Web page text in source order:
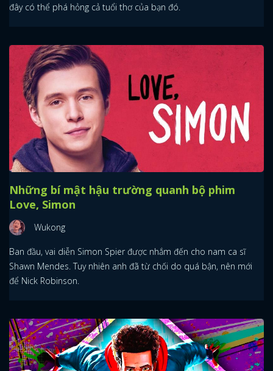
đây có thể phá hỏng cả tuổi thơ của bạn đó.
Những bí mật hậu trường quanh bộ phim
Love, Simon
Wukong
Ban đầu, vai diễn Simon Spier được nhắm đến cho nam ca sĩ
Shawn Mendes. Tuy nhiên anh đã từ chối do quá bận, nên mới
để Nick Robinson.